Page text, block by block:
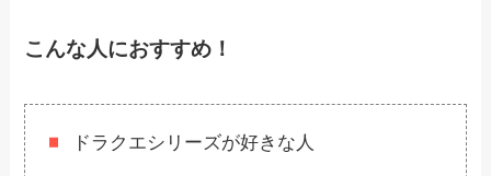
こんな人におすすめ！
ドラクエシリーズが好きな人